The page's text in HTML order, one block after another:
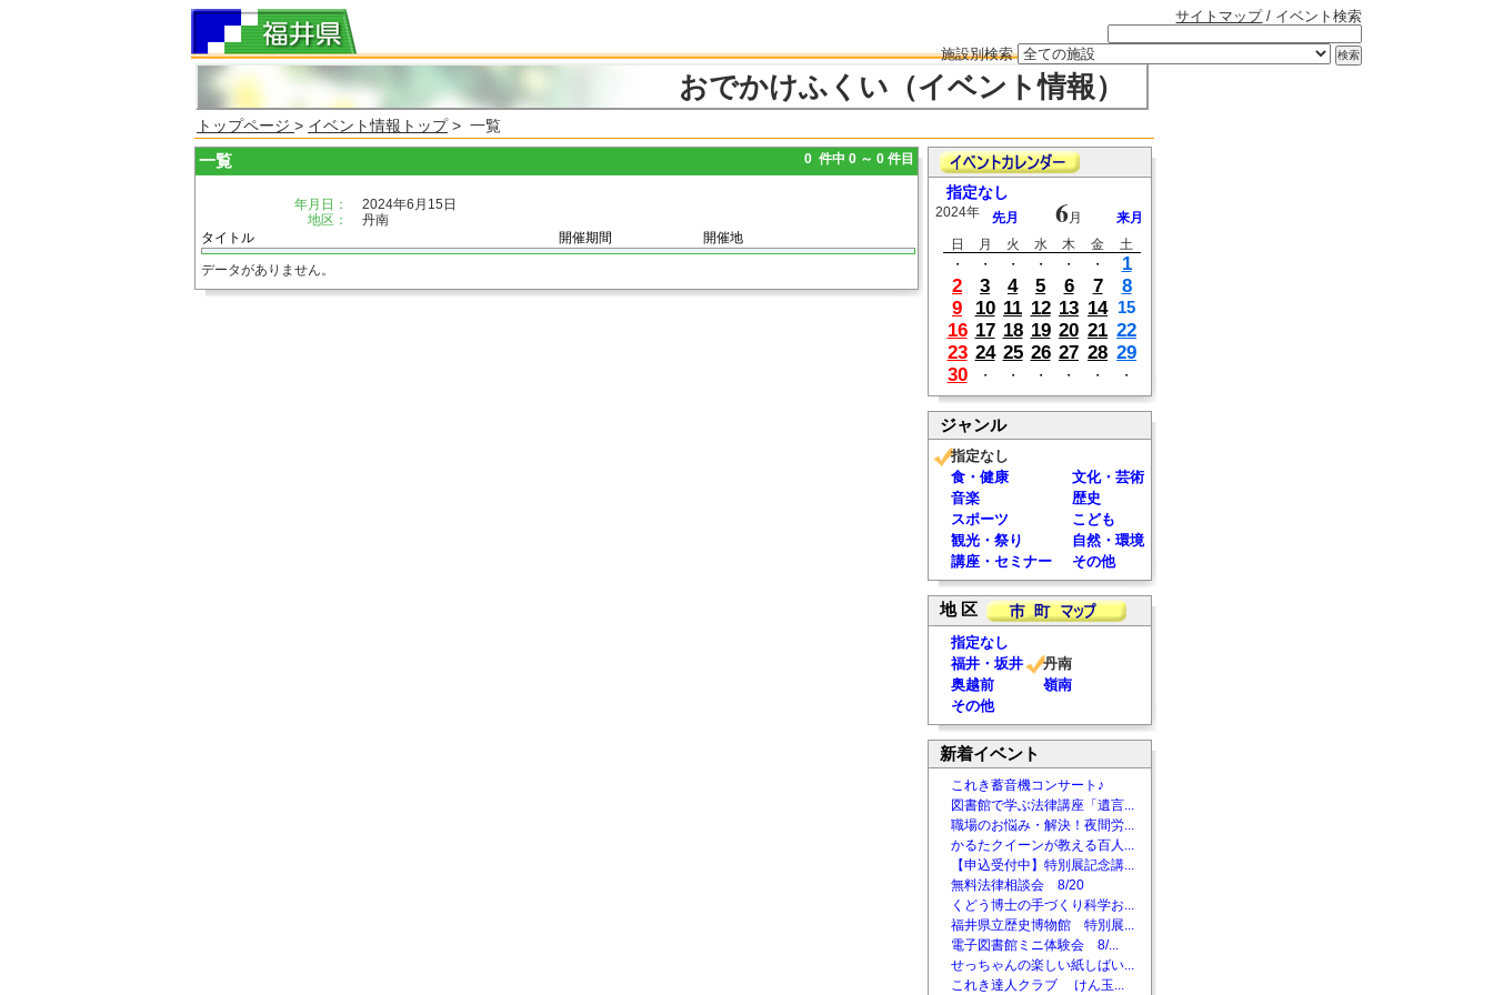
サイトマップ/ イベント検索
施設別検索
おでかけふくい（イベント情報）
トップページ > イベント情報トップ> 一覧
一覧 0 件中 0 ～ 0 件目
年月日：
2024年6月15日
地区：
丹南
タイトル
開催期間 開催地
データがありません。
指定なし
2024年 先月 6月
来月
日
月 火 水 木 金
土
・
・ ・ ・ ・ ・
1
2
3 4 5 6 7
8
9
10 11 12 13 14 15
16 17 18 19 20 21 22
23 24 25 26 27 28 29
30
・ ・ ・ ・ ・ ・
ジャンル
指定なし
食・健康
文化・芸術
音楽
歴史
スポーツ
こども
観光・祭り
自然・環境
講座・セミナー
その他
地 区
指定なし
福井・坂井
丹南
奥越前
嶺南
その他
新着イベント
これき蓄音機コンサート♪
図書館で学ぶ法律講座「遺言...
職場のお悩み・解決！夜間労...
かるたクイーンが教える百人...
【申込受付中】特別展記念講...
無料法律相談会 8/20
くどう博士の手づくり科学お...
福井県立歴史博物館 特別展...
電子図書館ミニ体験会 8/...
せっちゃんの楽しい紙しばい...
これき達人クラブ けん玉...